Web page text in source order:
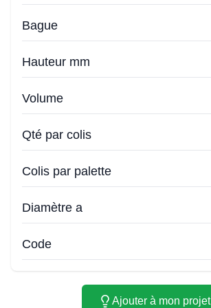
Bague
Hauteur mm
Volume
Qté par colis
Colis par palette
Diamètre a
Code
Ajouter à mon projet